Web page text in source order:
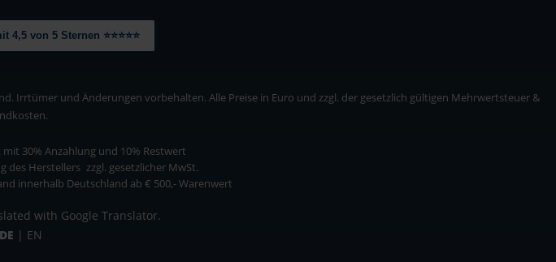
von 5 Sternen ⭐⭐⭐⭐⭐
Irrtümer und Änderungen vorbehalten. Alle Preise in Euro und zzgl. der gesetzlich gültigen Mehrwertsteuer &
mit 30% Anzahlung und 10% Restwert
des Herstellers zzgl. gesetzlicher MwSt.
innerhalb Deutschland ab € 500,- Warenwert
with Google Translator.
DE | EN